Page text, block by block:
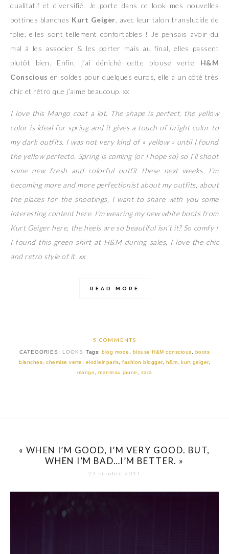
qualitatif et diversifié. Je porte dans ce look mes nouvelles
bottines blanches Kurt Geiger , avec leur talon translucide de
folie, elles sont tellement confortables ! Je pensais avoir du
mal à les associer & les porter mais au final, elles passent
plutôt bien. Enfin, j’ai déniché cette blouse verte H&M
Conscious en soldes pour quelques euros, elle a un côté très
chic et rétro que j’aime beaucoup. xx
I love this Mango coat a lot. The shape is perfect, the yellow
color is ideal for spring and it gives a touch of bright color to
my dark outfits. I was not very kind of « yellow » until I found
the yellow perfecto. Spring is coming (or I hope so) so I’ll shoot
some new fresh and colorful outfit these next weeks. I’m
becoming more and more perfectionist about my outfits, about
the places for the shootings, I want to share with you some
interesting content here. I’m wearing my new white boots from
Kurt Geiger here, the heels are so beautiful isn’t it? So comfy !
I found this green shirt at H&M during sales, I love the chic
and retro style of it. xx
READ MORE
5 COMMENTS
CATEGORIES: LOOKS Tags: blog mode blouse H&M conscious
boots
blanches
chemise verte elodieinparis fashion blogger, h&m kurt geiger,
mango
manteau jaune zara
« WHEN I’M GOOD, I’M VERY GOOD. BUT,
WHEN I’M BAD…I’M BETTER. »
24 octobre 2011